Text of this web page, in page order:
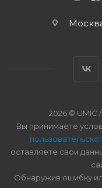
2026 ©
Вы принимаете
оставляете свои
Обнаружив ошибку